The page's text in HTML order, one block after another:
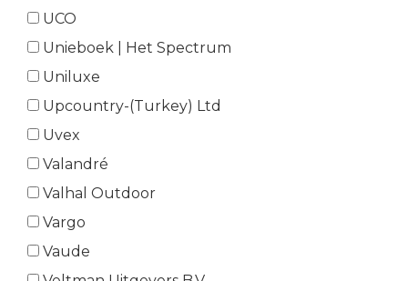
UCO
Unieboek | Het Spectrum
Uniluxe
Upcountry-(Turkey) Ltd
Uvex
Valandré
Valhal Outdoor
Vargo
Vaude